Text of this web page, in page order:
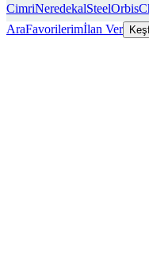
CimriNeredekalSteelOrbis
AraFavorilerimİlan Ver